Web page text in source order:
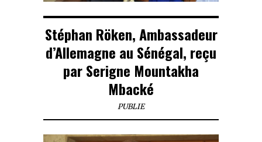
Stéphan Röken, Ambassadeur
d’Allemagne au Sénégal, reçu
par Serigne Mountakha
Mbacké
PUBLIE